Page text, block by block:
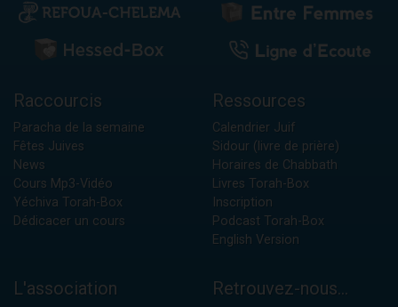
Raccourcis
Paracha de la semaine
Fêtes Juives
News
Cours Mp3-Vidéo
Yéchiva Torah-Box
Dédicacer un cours
Ressources
Calendrier Juif
Sidour (livre de prière)
Horaires de Chabbath
Livres Torah-Box
Inscription
Podcast Torah-Box
English Version
L'association Retrouvez-nous...